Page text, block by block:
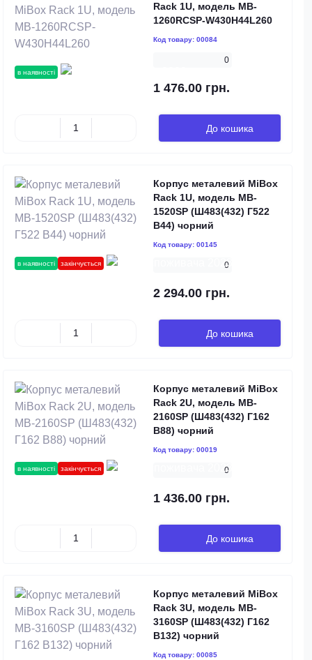
в наявності
Rack 1U, модель MB-
1260RCSP-W430H44L260
Код товару: 00084
0
1 476.00 грн.
До кошика
в наявності закінчується
Корпус металевий MiBox
Rack 1U, модель MB-
1520SP (Ш483(432) Г522
В44) чорний
Код товару: 00145
0
2 294.00 грн.
До кошика
в наявності закінчується
Корпус металевий MiBox
Rack 2U, модель MB-
2160SP (Ш483(432) Г162
В88) чорний
Код товару: 00019
0
1 436.00 грн.
До кошика
Корпус металевий MiBox
Rack 3U, модель MB-
3160SP (Ш483(432) Г162
В132) чорний
Код товару: 00085